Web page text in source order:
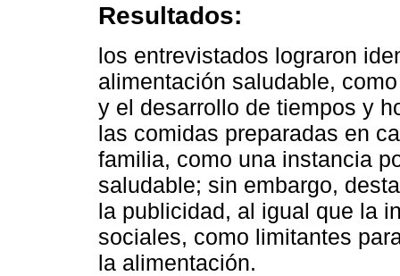
Resultados:
los entrevistados lograron
alimentación saludable,
y el desarrollo de tiempos y
las comidas preparadas en
familia, como una instancia
saludable; sin embargo,
la publicidad, al igual que la
sociales, como limitantes
la alimentación.